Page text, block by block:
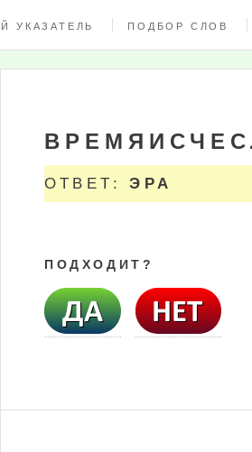
УКАЗАТЕЛЬ ПОДБОР СЛОВ
ОТВЕТ:ЭРА
ПОДХОДИТ?